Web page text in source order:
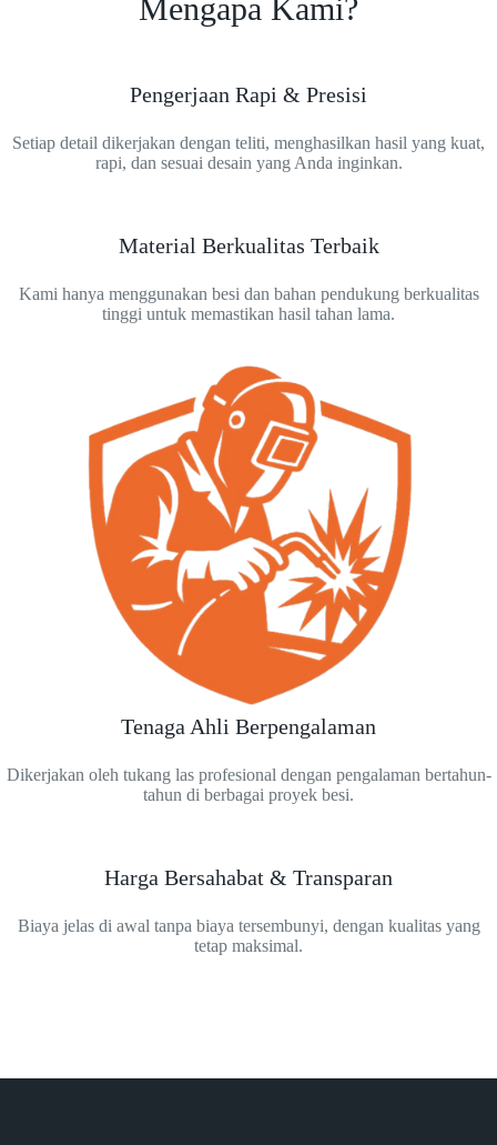
Mengapa Kami?
Pengerjaan Rapi & Presisi
Setiap detail dikerjakan dengan teliti, menghasilkan hasil yang kuat,
rapi, dan sesuai desain yang Anda inginkan.
Material Berkualitas Terbaik
Kami hanya menggunakan besi dan bahan pendukung berkualitas
tinggi untuk memastikan hasil tahan lama.
Tenaga Ahli Berpengalaman
Dikerjakan oleh tukang las profesional dengan pengalaman bertahun-
tahun di berbagai proyek besi.
Harga Bersahabat & Transparan
Biaya jelas di awal tanpa biaya tersembunyi, dengan kualitas yang
tetap maksimal.